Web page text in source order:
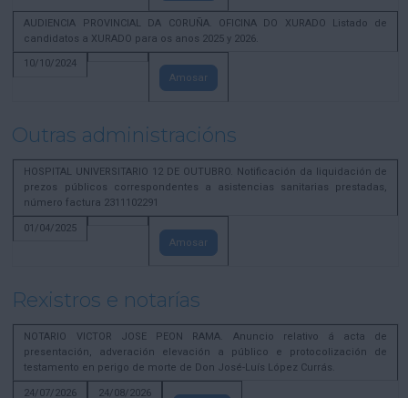
AUDIENCIA PROVINCIAL DA CORUÑA. OFICINA DO XURADO Listado de
candidatos a XURADO para os anos 2025 y 2026.
10/10/2024
Amosar
Outras administracións
HOSPITAL UNIVERSITARIO 12 DE OUTUBRO. Notificación da liquidación de
prezos públicos correspondentes a asistencias sanitarias prestadas,
número factura 2311102291
01/04/2025
Amosar
Rexistros e notarías
NOTARIO VICTOR JOSE PEON RAMA. Anuncio relativo á acta de
presentación, adveración elevación a público e protocolización de
testamento en perigo de morte de Don José-Luís López Currás.
24/07/2026
24/08/2026